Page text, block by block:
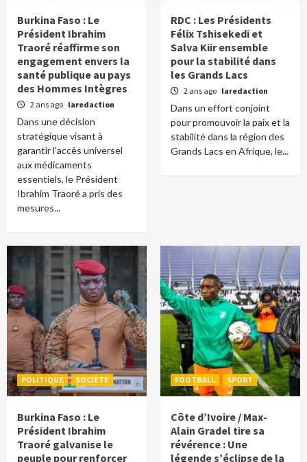
Burkina Faso : Le
Président Ibrahim
Traoré réaffirme son
engagement envers la
santé publique au pays
des Hommes Intègres
2 ans ago laredaction
Dans une décision
stratégique visant à
garantir l'accès universel
aux médicaments
essentiels, le Président
Ibrahim Traoré a pris des
mesures...
RDC : Les Présidents
Félix Tshisekedi et
Salva Kiir ensemble
pour la stabilité dans
les Grands Lacs
2 ans ago laredaction
Dans un effort conjoint
pour promouvoir la paix et la
stabilité dans la région des
Grands Lacs en Afrique, le...
POLITIQUE SOCIETE
Burkina Faso : Le
Président Ibrahim
Traoré galvanise le
peuple pour renforcer
FOOTBALL SPORT
Côte d’Ivoire / Max-
Alain Gradel tire sa
révérence : Une
légende s’éclipse de la